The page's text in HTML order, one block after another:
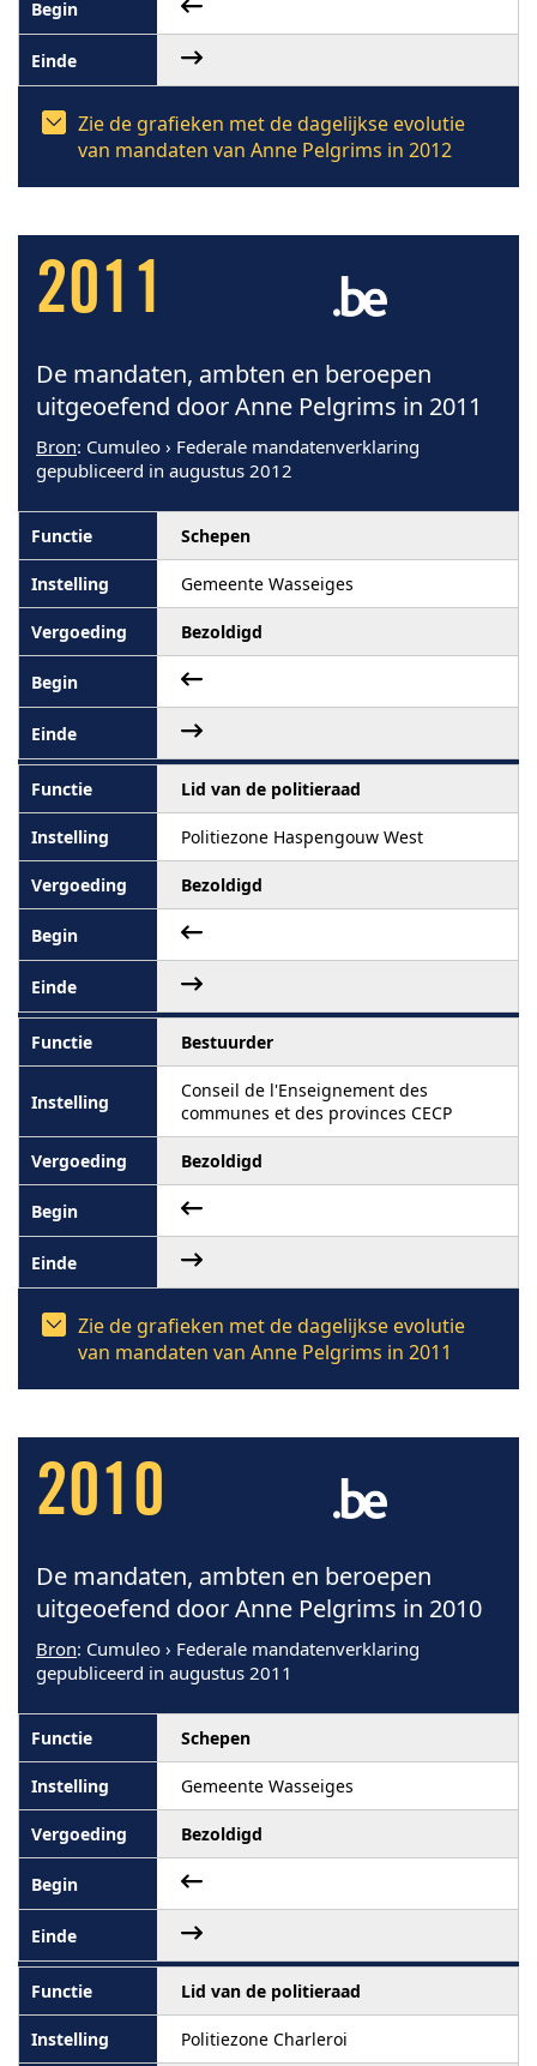
Zie de grafieken met de dagelijkse evolutie
van mandaten van Anne Pelgrims in 2012
2011
De mandaten, ambten en beroepen
uitgeoefend door Anne Pelgrims in 2011
Bron: Cumuleo › Federale mandatenverklaring
gepubliceerd in augustus 2012
Schepen
Gemeente Wasseiges
Bezoldigd
Lid van de politieraad
Politiezone Haspengouw West
Bezoldigd
Bestuurder
Conseil de l'Enseignement des
communes et des provinces CECP
Bezoldigd
Zie de grafieken met de dagelijkse evolutie
van mandaten van Anne Pelgrims in 2011
2010
De mandaten, ambten en beroepen
uitgeoefend door Anne Pelgrims in 2010
Bron: Cumuleo › Federale mandatenverklaring
gepubliceerd in augustus 2011
Schepen
Gemeente Wasseiges
Bezoldigd
Lid van de politieraad
Politiezone Charleroi